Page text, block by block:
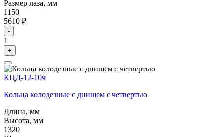
Размер лаза, мм
1150
5610 ₽
-
1
+
КЦД-12-10ч
Кольца колодезные с днищем с четвертью
Длина, мм
Высота, мм
1320